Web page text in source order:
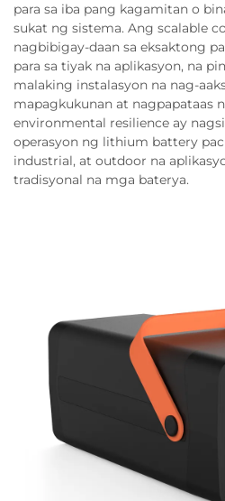
para sa iba pang kagamitan o
sukat ng sistema. Ang scalable
nagbibigay-daan sa eksaktong
para sa tiyak na aplikasyon, na
malaking instalasyon na nag-
mapagkukunan at nagpapataas
environmental resilience ay
operasyon ng lithium battery
industrial, at outdoor na
tradisyonal na mga baterya.